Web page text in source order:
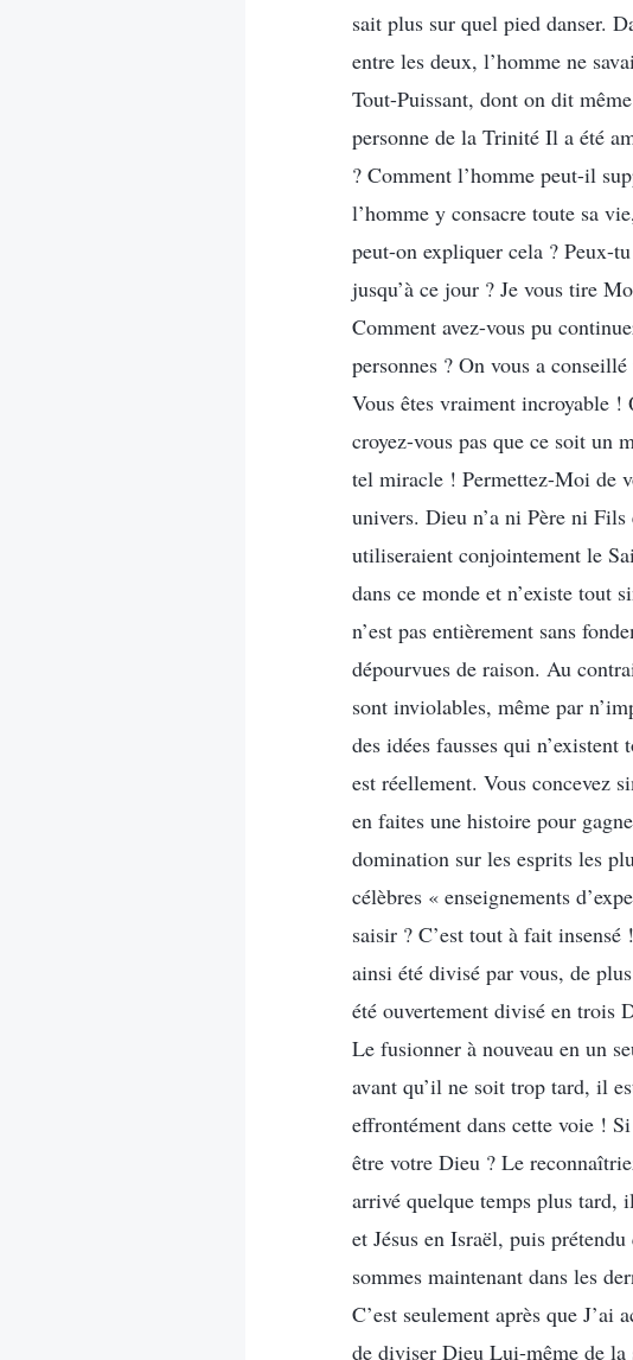
sait plus sur quel pied danser.
entre les deux, l’homme ne
Tout-Puissant, dont on dit
personne de la Trinité Il a été
? Comment l’homme peut-il
l’homme y consacre toute sa
peut-on expliquer cela ? Peux-
jusqu’à ce jour ? Je vous tire
Comment avez-vous pu
personnes ? On vous a
Vous êtes vraiment incroyable !
croyez-vous pas que ce soit un
tel miracle ! Permettez-Moi de
univers. Dieu n’a ni Père ni
utiliseraient conjointement le
dans ce monde et n’existe tout
n’est pas entièrement sans
dépourvues de raison. Au
sont inviolables, même par
des idées fausses qui
est réellement. Vous concevez
en faites une histoire pour
domination sur les esprits les
célèbres « enseignements
saisir ? C’est tout à fait
ainsi été divisé par vous, de
été ouvertement divisé en trois
Le fusionner à nouveau en un
avant qu’il ne soit trop tard, il
effrontément dans cette voie !
être votre Dieu ? Le
arrivé quelque temps plus tard,
et Jésus en Israël, puis
sommes maintenant dans les
C’est seulement après que
de diviser Dieu Lui-même de la